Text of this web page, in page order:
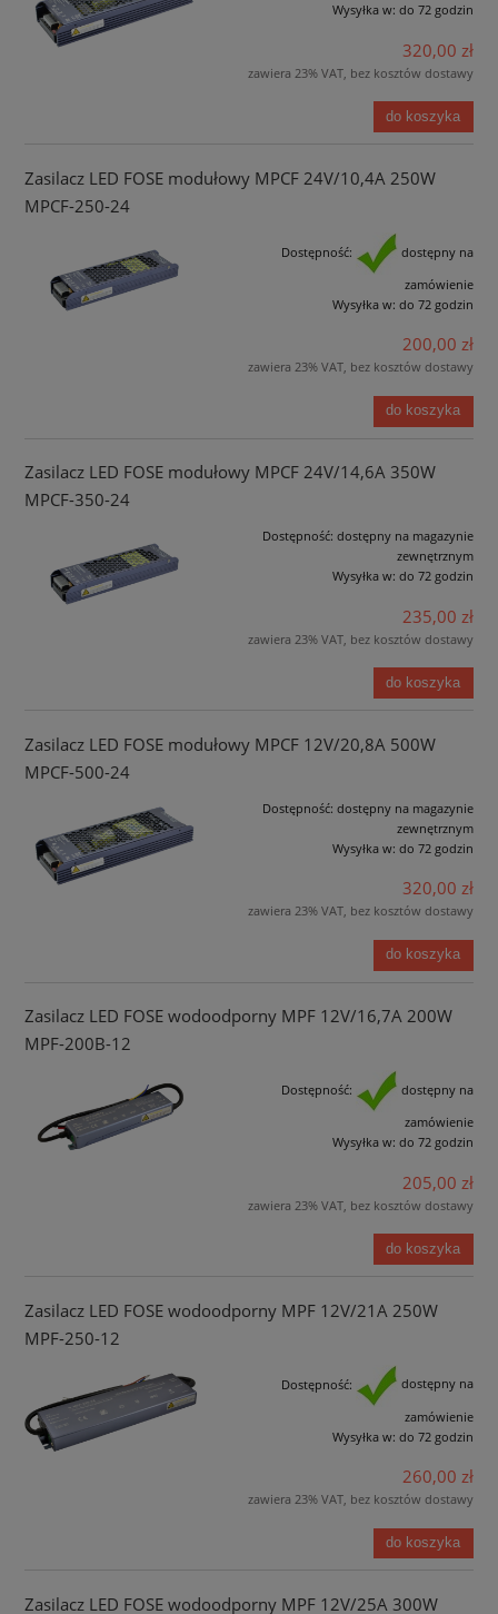
Wysyłka w: do 72 godzin
320,00 zł
zawiera 23% VAT, bez kosztów dostawy
do koszyka
Zasilacz LED FOSE modułowy MPCF 24V/10,4A 250W
MPCF-250-24
Dostępność:
dostępny na
zamówienie
Wysyłka w: do 72 godzin
200,00 zł
zawiera 23% VAT, bez kosztów dostawy
do koszyka
Zasilacz LED FOSE modułowy MPCF 24V/14,6A 350W
MPCF-350-24
Dostępność: dostępny na magazynie
zewnętrznym
Wysyłka w: do 72 godzin
235,00 zł
zawiera 23% VAT, bez kosztów dostawy
do koszyka
Zasilacz LED FOSE modułowy MPCF 12V/20,8A 500W
MPCF-500-24
Dostępność: dostępny na magazynie
zewnętrznym
Wysyłka w: do 72 godzin
320,00 zł
zawiera 23% VAT, bez kosztów dostawy
do koszyka
Zasilacz LED FOSE wodoodporny MPF 12V/16,7A 200W
MPF-200B-12
Dostępność:
dostępny na
zamówienie
Wysyłka w: do 72 godzin
205,00 zł
zawiera 23% VAT, bez kosztów dostawy
do koszyka
Zasilacz LED FOSE wodoodporny MPF 12V/21A 250W
MPF-250-12
Dostępność:
dostępny na
zamówienie
Wysyłka w: do 72 godzin
260,00 zł
zawiera 23% VAT, bez kosztów dostawy
do koszyka
Zasilacz LED FOSE wodoodporny MPF 12V/25A 300W